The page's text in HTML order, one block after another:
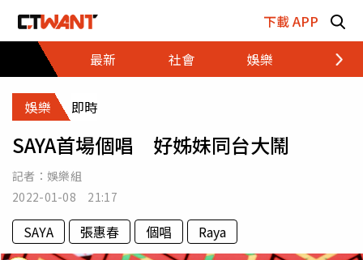
下載 APP
最新
社會 娛樂 財經
娛樂 即時
SAYA首場個唱 好姊妹同台大鬧
記者： 娛樂組
2022-01-08 21:17
SAYA 張惠春 個唱 Raya